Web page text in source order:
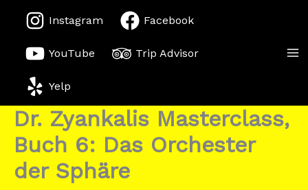
Inhalt
springen
Instagram Facebook
YouTube Trip Advisor
Yelp
Dr. Zyankalis Masterclass,
Buch 6: Das Orchester
der Sphäre